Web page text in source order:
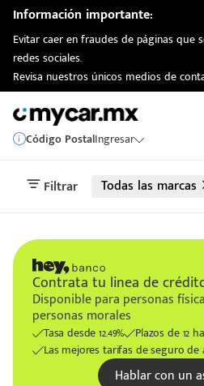
Información importante:
Evitar caer en fraudes de páginas que
redes sociales.
Revisa nuestros únicos medios de
Código PostalIngresar
Filtrar Todas las marcas
Contrata tu linea de
Disponible para personas
personas morales
Tasa desde 12.49%
Plazos de 12
Las mejores tarifas de seguro de
Hablar con un